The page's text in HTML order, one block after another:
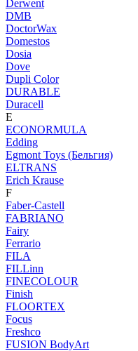
Derwent
DMB
DoctorWax
Domestos
Dosia
Dove
Dupli Color
DURABLE
Duracell
E
ECONORMULA
Edding
Egmont Toys (Бельгия)
ELTRANS
Erich Krause
F
Faber-Castell
FABRIANO
Fairy
Ferrario
FILA
FILLinn
FINECOLOUR
Finish
FLOORTEX
Focus
Freshco
FUSION BodyArt